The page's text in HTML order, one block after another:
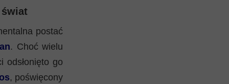
świat
postać
. Choć wielu
go
, poświęcony